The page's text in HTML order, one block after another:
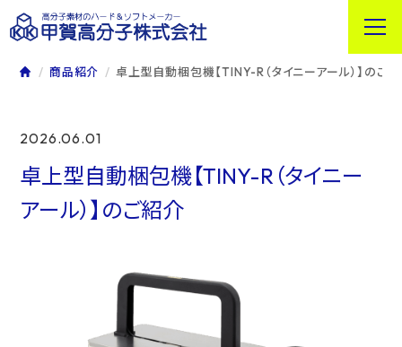
商品紹介 卓上型自動梱包機【TINY-R（タイニーアール）】のご
2026.06.01
卓上型自動梱包機【TINY-R（タイニー
アール）】のご紹介